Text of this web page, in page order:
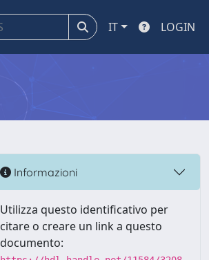
IT LOGIN
Informazioni
Utilizza questo identificativo per
citare o creare un link a questo
documento: